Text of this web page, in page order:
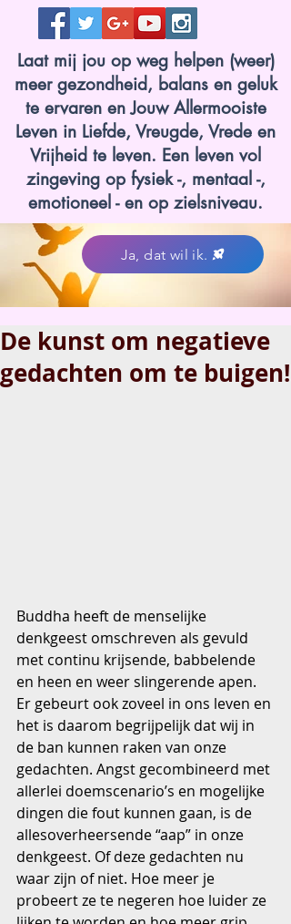
Laat mij jou op weg helpen (weer)
meer gezondheid, balans en geluk
te ervaren en Jouw Allermooiste
Leven in Liefde, Vreugde, Vrede en
Vrijheid te leven. Een leven vol
zingeving op fysiek -, mentaal -,
emotioneel - en op zielsniveau.
www.lotvanzuuk.nl.jpg
Ja, dat wil ik.
De kunst om negatieve
gedachten om te buigen!
Buddha heeft de menselijke
denkgeest omschreven als gevuld
met continu krijsende, babbelende
en heen en weer slingerende apen.
Er gebeurt ook zoveel in ons leven en
het is daarom begrijpelijk dat wij in
de ban kunnen raken van onze
gedachten. Angst gecombineerd met
allerlei doemscenario’s en mogelijke
dingen die fout kunnen gaan, is de
allesoverheersende “aap” in onze
denkgeest. Of deze gedachten nu
waar zijn of niet. Hoe meer je
probeert ze te negeren hoe luider ze